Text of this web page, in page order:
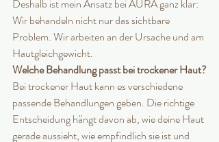
Deshalb ist mein Ansatz bei AURA ganz klar:
Wir behandeln nicht nur das sichtbare
Problem. Wir arbeiten an der Ursache und am
Hautgleichgewicht.
Welche Behandlung passt bei trockener Haut?
Bei trockener Haut kann es verschiedene
passende Behandlungen geben. Die richtige
Entscheidung hängt davon ab, wie deine Haut
gerade aussieht, wie empfindlich sie ist und